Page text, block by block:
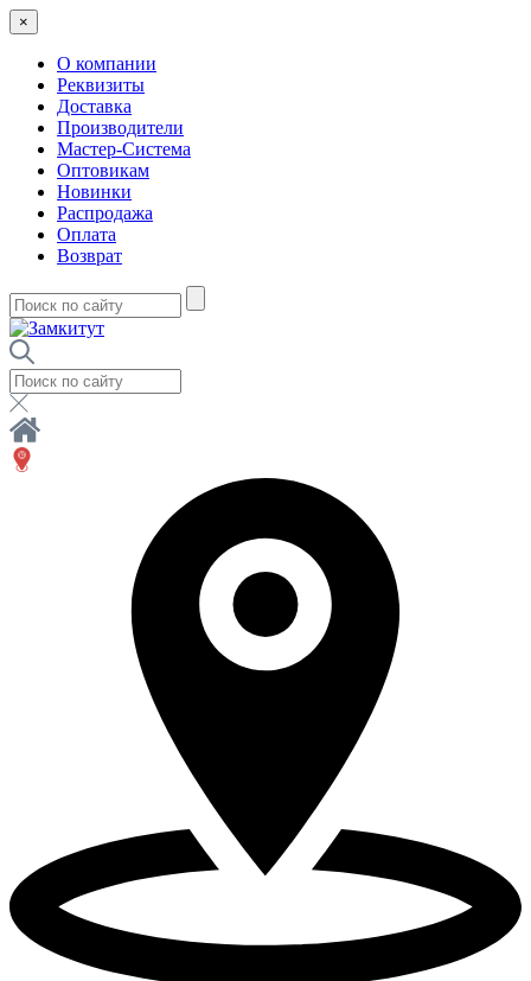
×
О компании
Реквизиты
Доставка
Производители
Мастер-Система
Оптовикам
Новинки
Распродажа
Оплата
Возврат